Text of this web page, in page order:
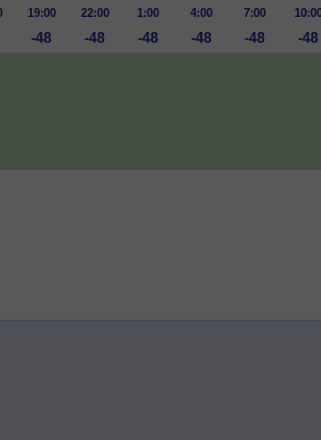
19:00 22:00 1:00 4:00 7:00
-48 -48 -48 -48 -48 -48